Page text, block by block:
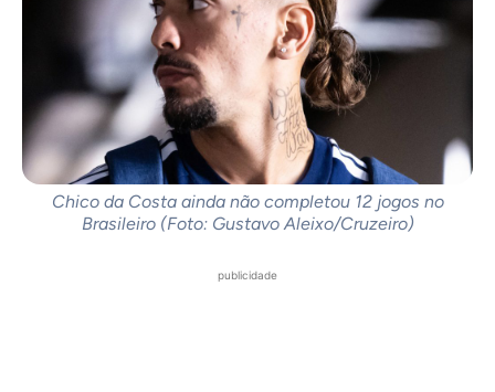
Chico da Costa ainda não completou 12 jogos no
Brasileiro (Foto: Gustavo Aleixo/Cruzeiro)
publicidade